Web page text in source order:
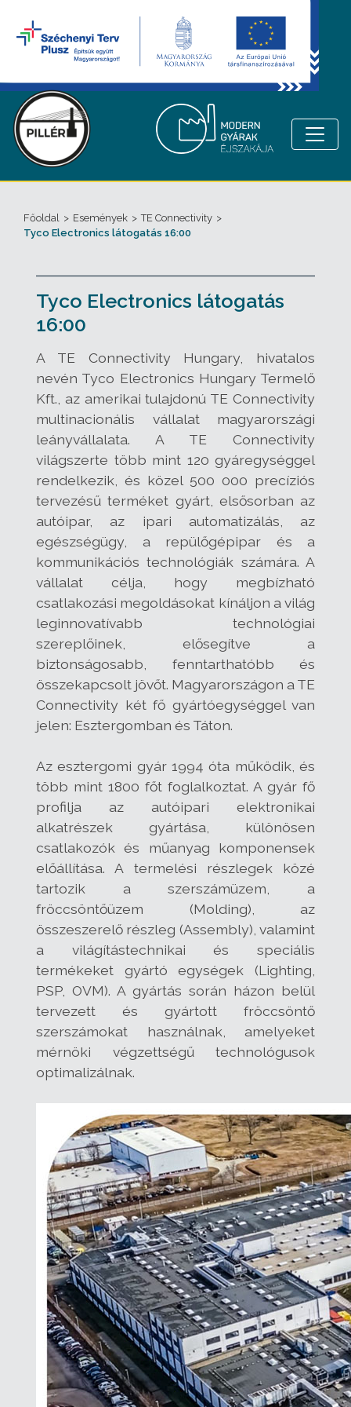
Főoldal > Események > TE Connectivity >
Tyco Electronics látogatás 16:00
Tyco Electronics látogatás
16:00
A TE Connectivity Hungary, hivatalos
nevén Tyco Electronics Hungary Termelő
Kft., az amerikai tulajdonú TE Connectivity
multinacionális vállalat magyarországi
leányvállalata. A TE Connectivity
világszerte több mint 120 gyáregységgel
rendelkezik, és közel 500 000 precíziós
tervezésű terméket gyárt, elsősorban az
autóipar, az ipari automatizálás, az
egészségügy, a repülőgépipar és a
kommunikációs technológiák számára. A
vállalat célja, hogy megbízható
csatlakozási megoldásokat kínáljon a világ
leginnovatívabb technológiai
szereplőinek, elősegítve a
biztonságosabb, fenntarthatóbb és
összekapcsolt jövőt. Magyarországon a TE
Connectivity két fő gyártóegységgel van
jelen: Esztergomban és Táton.
Az esztergomi gyár 1994 óta működik, és
több mint 1800 főt foglalkoztat. A gyár fő
profilja az autóipari elektronikai
alkatrészek gyártása, különösen
csatlakozók és műanyag komponensek
előállítása. A termelési részlegek közé
tartozik a szerszámüzem, a
fröccsöntőüzem (Molding), az
összeszerelő részleg (Assembly), valamint
a világítástechnikai és speciális
termékeket gyártó egységek (Lighting,
PSP, OVM). A gyártás során házon belül
tervezett és gyártott fröccsöntő
szerszámokat használnak, amelyeket
mérnöki végzettségű technológusok
optimalizálnak.